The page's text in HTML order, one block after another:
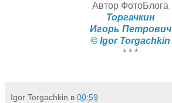
Автор ФотоБлога
Торгачкин
Игорь Петрович
© Igor Torgachkin
* * *
Igor Torgachkin в 00:59